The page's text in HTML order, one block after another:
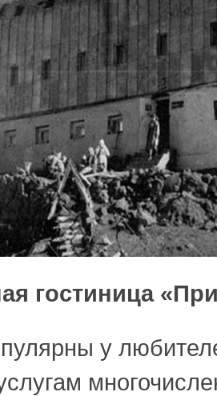
гостиница
у